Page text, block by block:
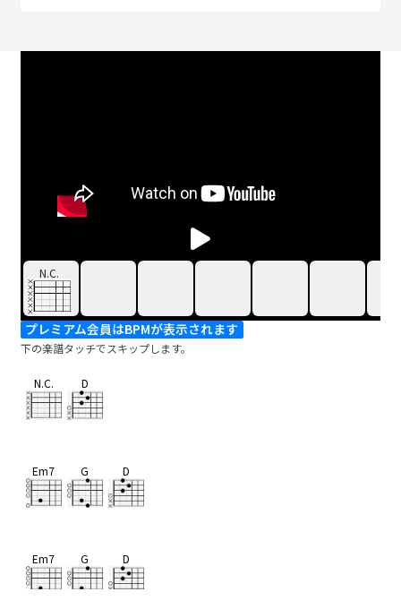
N.C.
プレミアム会員はBPMが表示されます
下の楽譜タッチでスキップします。
N.C. D
Em7 G D
Em7 G D